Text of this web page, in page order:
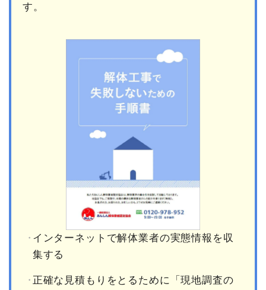
す。
インターネットで解体業者の実態情報を収
集する
正確な見積もりをとるために「現地調査の